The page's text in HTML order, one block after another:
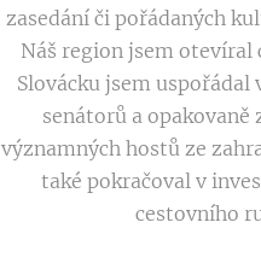
zasedání či pořádaných
Náš region jsem otevíral
Slovácku jsem uspořádal
senátorů a opakovaně
významných hostů ze
také pokračoval v
cestovního